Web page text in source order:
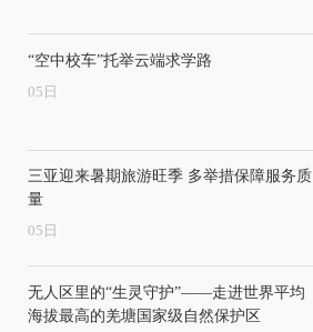
“空中校车”托举云端求学路
05 日
三亚迎来暑期旅游旺季 多举措保障服务质
量
05 日
无人区里的“生灵守护”——走进世界平均
海拔最高的羌塘国家级自然保护区